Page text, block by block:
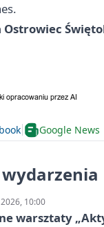
Ostrowiec
Google News
10:00
warsztaty